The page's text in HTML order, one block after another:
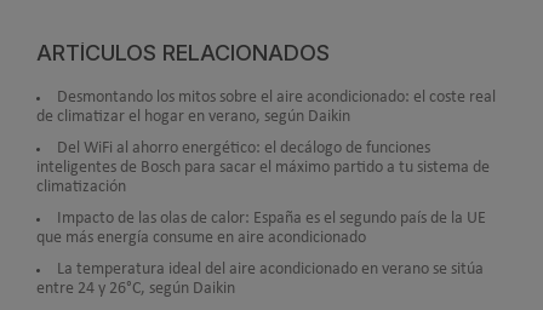
ARTÍCULOS RELACIONADOS
Desmontando los mitos sobre el aire acondicionado: el coste real
de climatizar el hogar en verano, según Daikin
Del WiFi al ahorro energético: el decálogo de funciones
inteligentes de Bosch para sacar el máximo partido a tu sistema de
climatización
Impacto de las olas de calor: España es el segundo país de la UE
que más energía consume en aire acondicionado
La temperatura ideal del aire acondicionado en verano se sitúa
entre 24 y 26°C, según Daikin